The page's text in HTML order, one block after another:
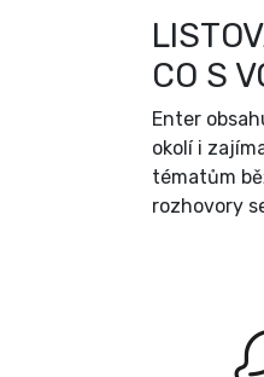
CO S
Enter
okolí i
tématům
rozhovory